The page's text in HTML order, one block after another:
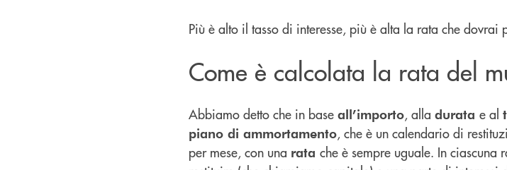
Più è alto il tasso di interesse, più è alta la rata che dovrai
Come è calcolata la rata del
Abbiamo detto che in base all’importo, alla durata e al
piano di ammortamento, che è un calendario di
per mese, con una rata che è sempre uguale. In